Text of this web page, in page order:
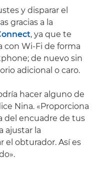
y disparar el
gracias a la
, ya que te
con Wi-Fi de forma
de nuevo sin
adicional o caro.
hacer alguno de
Nina. «Proporciona
del encuadre de tus
ajustar la
el obturador. Así es